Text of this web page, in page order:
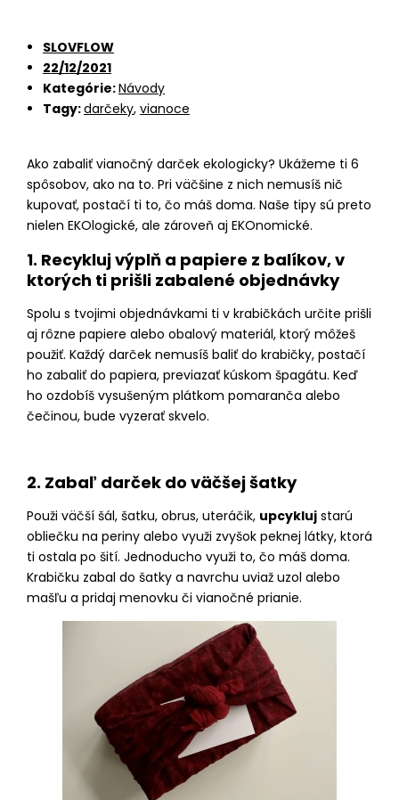
SLOVFLOW
22/12/2021
Kategórie:Návody
Tagy:darčeky, vianoce
Ako zabaliť vianočný darček ekologicky? Ukážeme ti 6
spôsobov, ako na to. Pri väčšine z nich nemusíš nič
kupovať, postačí ti to, čo máš doma. Naše tipy sú preto
nielen EKOlogické, ale zároveň aj EKOnomické.
1. Recykluj výplň a papiere z balíkov, v
ktorých ti prišli zabalené objednávky
Spolu s tvojimi objednávkami ti v krabičkách určite prišli
aj rôzne papiere alebo obalový materiál, ktorý môžeš
použiť. Každý darček nemusíš baliť do krabičky, postačí
ho zabaliť do papiera, previazať kúskom špagátu. Keď
ho ozdobíš vysušeným plátkom pomaranča alebo
čečinou, bude vyzerať skvelo.
2. Zabaľ darček do väčšej šatky
Použi väčší šál, šatku, obrus, uteráčik, upcyklujstarú
obliečku na periny alebo využi zvyšok peknej látky, ktorá
ti ostala po šití. Jednoducho využi to, čo máš doma.
Krabičku zabal do šatky a navrchu uviaž uzol alebo
mašľu a pridaj menovku či vianočné prianie.